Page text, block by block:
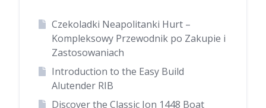
Czekoladki Neapolitanki Hurt –
Kompleksowy Przewodnik po Zakupie i
Zastosowaniach
Introduction to the Easy Build
Alutender RIB
Discover the Classic Jon 1448 Boat